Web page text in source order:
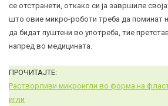
се отстранети, откако си ја завршиле
што овие микро-роботи треба да поминат
да бидат пуштени во употреба, тие
напред во медицината.
ПРОЧИТАЈТЕ:
Растворливи микроигли во форма на
игли